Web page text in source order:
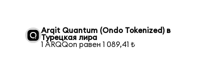
Arqit Quantum (Ondo Tokenized) в
Турецкая лира
1 ARQQon равен 1 089,41 ₺